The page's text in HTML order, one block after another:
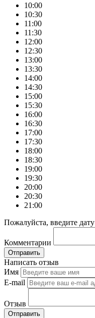
10:00
10:30
11:00
11:30
12:00
12:30
13:00
13:30
14:00
14:30
15:00
15:30
16:00
16:30
17:00
17:30
18:00
18:30
19:00
19:30
20:00
20:30
21:00
Пожалуйста, введите дату
Комментарии
Отправить
Написать отзыв
Имя
E-mail
Отзыв
Отправить